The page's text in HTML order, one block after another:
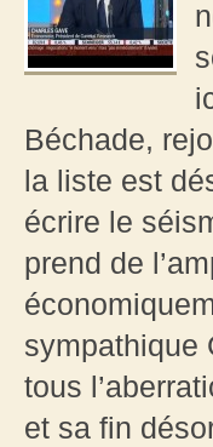
Béchade,
la liste est
écrire le
prend de
sympathique
tous
et sa fin